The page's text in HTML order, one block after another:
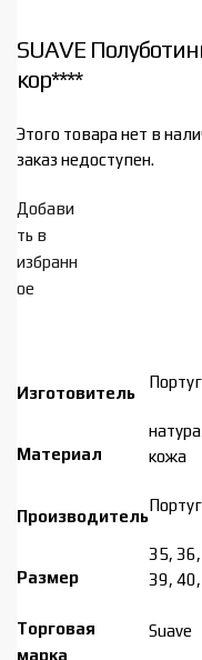
SUAVE
кор****
Этого товара нет в
заказ недоступен.
Добави
ть в
избранн
ое
Изготовитель
Материал
кожа
Производитель
Размер
35,
39,
Торговая
марка
Suave